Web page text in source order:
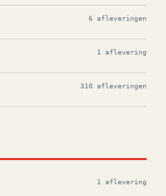
6 afleveringen
1 aflevering
310 afleveringen
1 aflevering